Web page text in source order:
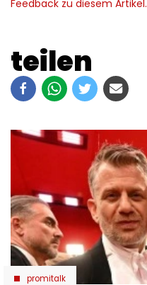
Feedback zu diesem Artikel.
teilen
promitalk